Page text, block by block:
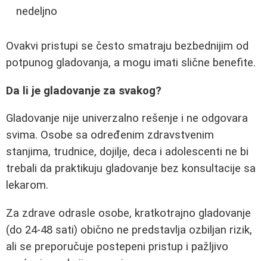
nedeljno
Ovakvi pristupi se često smatraju bezbednijim od
potpunog gladovanja, a mogu imati slične benefite.
Da li je gladovanje za svakog?
Gladovanje nije univerzalno rešenje i ne odgovara
svima. Osobe sa određenim zdravstvenim
stanjima, trudnice, dojilje, deca i adolescenti ne bi
trebali da praktikuju gladovanje bez konsultacije sa
lekarom.
Za zdrave odrasle osobe, kratkotrajno gladovanje
(do 24-48 sati) obično ne predstavlja ozbiljan rizik,
ali se preporučuje postepeni pristup i pažljivo